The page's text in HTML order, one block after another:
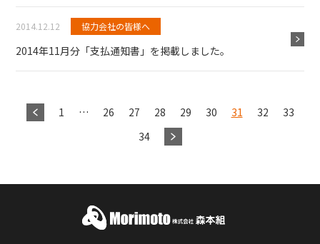
2014.12.12 協力会社の皆様へ
2014年11月分「支払通知書」を掲載しました。
1 … 26 27 28 29 30 31 32
33
34